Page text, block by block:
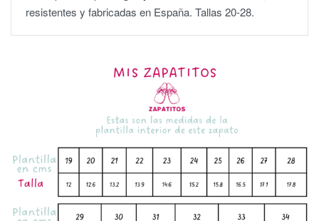
resistentes y fabricadas en España. Tallas 20-28.